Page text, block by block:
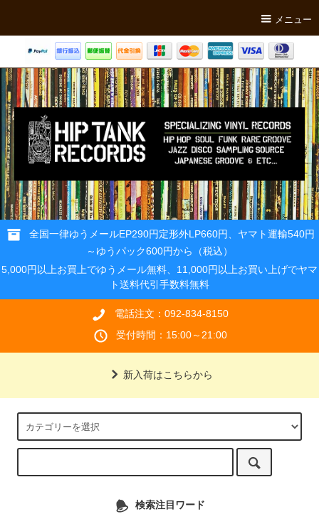
メニュー
全国一律ゆうメールEP290円定形外LP660円、ヤマト運輸540円
～ゆうパック600円から（税込）
5,000円以上お買上でゆうメール無料、11,000円以上お買い上げでヤマ
ト送料代引手数料無料
電話注文：092-834-8150
受付時間：15:00～21:00
新入荷はこちらから
検索注目ワード